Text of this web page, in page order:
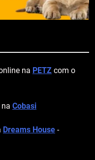
na PETZ com o
Cobasi
Dreams House -